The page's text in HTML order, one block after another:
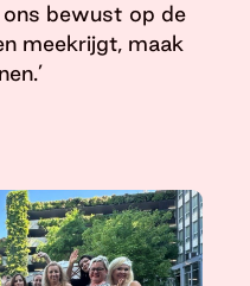
bewust op de
meekrijgt, maak